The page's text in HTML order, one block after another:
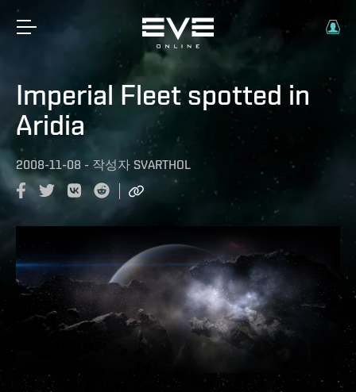
Imperial Fleet spotted in
Aridia
2008-11-08 - 작성자 SVARTHOL